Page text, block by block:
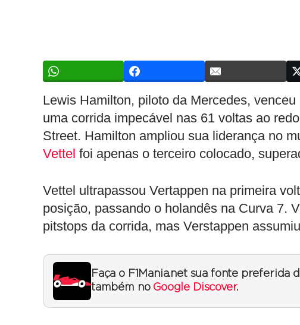
Lewis Hamilton, piloto da Mercedes,
uma corrida impecável nas 61 voltas ao
Street. Hamilton ampliou sua liderança no
Vettel foi apenas o terceiro colocado,
Vettel ultrapassou Vertappen na primeira
posição, passando o holandês na Curva 7.
pitstops da corrida, mas Verstappen
Faça o F1Mania.net sua fonte preferida
também no Google Discover.